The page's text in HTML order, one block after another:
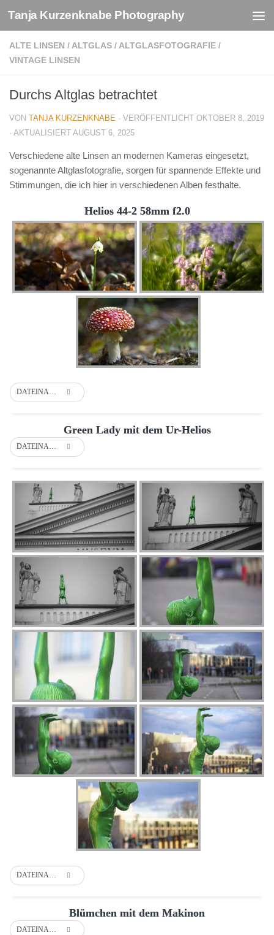
Zum Inhalt springen
Tanja Kurzenknabe Photography
ALTE LINSEN / ALTGLAS / ALTGLASFOTOGRAFIE /
VINTAGE LINSEN
Durchs Altglas betrachtet
VON TANJA KURZENKNABE · VERÖFFENTLICHT OKTOBER 8, 2019
· AKTUALISIERT AUGUST 6, 2025
Verschiedene alte Linsen an modernen Kameras eingesetzt,
sogenannte Altglasfotografie, sorgen für spannende Effekte und
Stimmungen, die ich hier in verschiedenen Alben festhalte.
Helios 44-2 58mm f2.0
Green Lady mit dem Ur-Helios
DATEINAME
Blümchen mit dem Makinon
DATEINAME